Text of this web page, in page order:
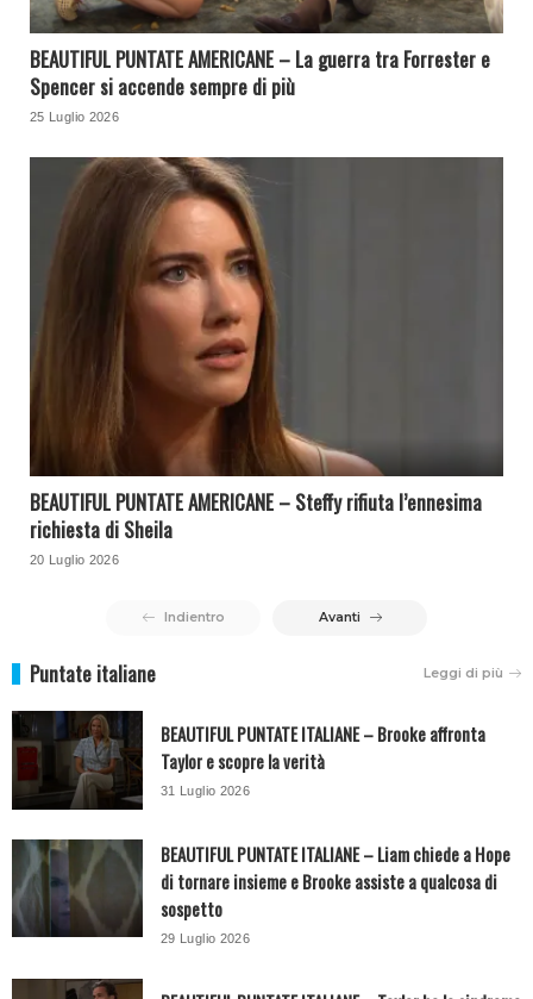
BEAUTIFUL PUNTATE AMERICANE – La guerra tra Forrester e
Spencer si accende sempre di più
25 Luglio 2026
BEAUTIFUL PUNTATE AMERICANE – Steffy rifiuta l’ennesima
richiesta di Sheila
20 Luglio 2026
Indientro Avanti
Puntate italiane Leggi di più
BEAUTIFUL PUNTATE ITALIANE – Brooke affronta
Taylor e scopre la verità
31 Luglio 2026
BEAUTIFUL PUNTATE ITALIANE – Liam chiede a Hope
di tornare insieme e Brooke assiste a qualcosa di
sospetto
29 Luglio 2026